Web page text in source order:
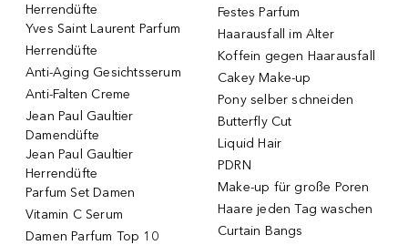
Herrendüfte
Yves Saint Laurent Parfum
Herrendüfte
Anti-Aging Gesichtsserum
Anti-Falten Creme
Jean Paul Gaultier
Damendüfte
Jean Paul Gaultier
Herrendüfte
Parfum Set Damen
Vitamin C Serum
Damen Parfum Top 10
Festes Parfum
Haarausfall im Alter
Koffein gegen Haarausfall
Cakey Make-up
Pony selber schneiden
Butterfly Cut
Liquid Hair
PDRN
Make-up für große Poren
Haare jeden Tag waschen
Curtain Bangs